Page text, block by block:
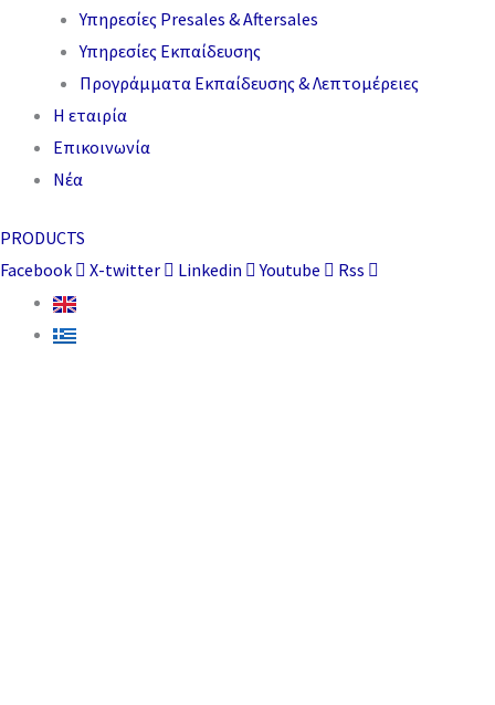
Υπηρεσίες Presales & Aftersales
Υπηρεσίες Εκπαίδευσης
Προγράμματα Εκπαίδευσης & Λεπτομέρειες
Η εταιρία
Επικοινωνία
Νέα
PRODUCTS
Facebook
X-twitter Linkedin Youtube Rss